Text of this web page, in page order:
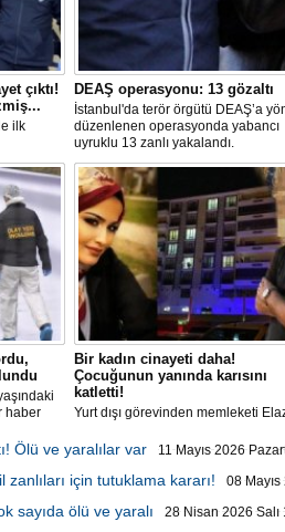
çıktı!
ilk
ilgili
DEAŞ operasyonu: 13 gözaltı
İstanbul'da terör örgütü DEAŞ’a
düzenlenen operasyonda yabancı
uyruklu 13 zanlı yakalandı.
haber
Bir kadın cinayeti daha!
Çocuğunun yanında karısını
katletti!
Yurt dışı görevinden memleketi
yaşındaki çocuğu evdeyken
yerinde can verirken cani koca
Ölü ve yaralılar var 11 Mayıs 2026
zanlıları için tutuklama kararı! 08
sayıda ölü ve yaralı 28 Nisan 2026 Salı